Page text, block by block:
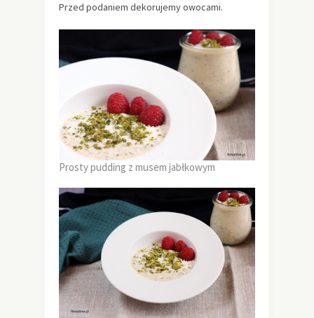
Przed podaniem dekorujemy owocami.
Prosty pudding z musem jabłkowym